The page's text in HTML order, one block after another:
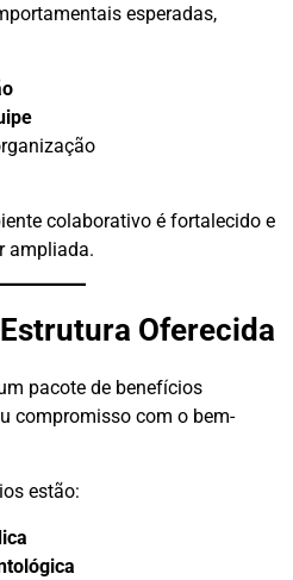
esperadas,
colaborativo é fortalecido e
ampliada.
Oferecida
pacote de benefícios
compromisso com o bem-
estão: